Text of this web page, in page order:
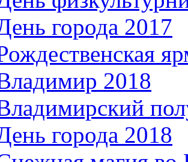
города 2017
2018
города 2018